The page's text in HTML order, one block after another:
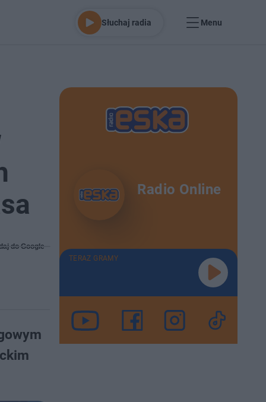
Słuchaj radia Menu
do Google
Radio Online
TERAZ GRAMY